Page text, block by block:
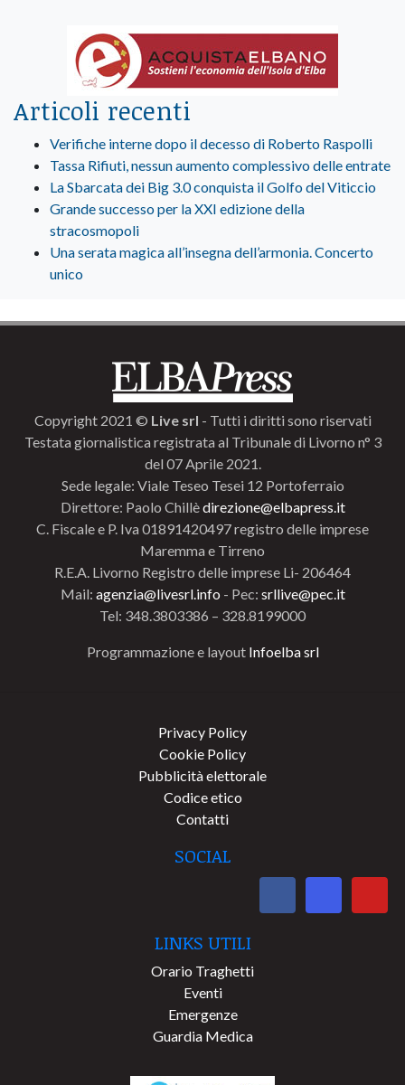
Articoli recenti
Verifiche interne dopo il decesso di Roberto Raspolli
Tassa Rifiuti, nessun aumento complessivo delle entrate
La Sbarcata dei Big 3.0 conquista il Golfo del Viticcio
Grande successo per la XXI edizione della
stracosmopoli
Una serata magica all’insegna dell’armonia. Concerto
unico
Copyright 2021 © Live srl - Tutti i diritti sono riservati
Testata giornalistica registrata al Tribunale di Livorno n° 3
del 07 Aprile 2021.
Sede legale: Viale Teseo Tesei 12 Portoferraio
Direttore: Paolo Chillèdirezione@elbapress.it
C. Fiscale e P. Iva 01891420497 registro delle imprese
Maremma e Tirreno
R.E.A. Livorno Registro delle imprese Li- 206464
Mail: agenzia@livesrl.info - Pec: srllive@pec.it
Tel: 348.3803386 – 328.8199000
Programmazione e layout Infoelba srl
Privacy Policy
Cookie Policy
Pubblicità elettorale
Codice etico
Contatti
SOCIAL
LINKS UTILI
Orario Traghetti
Eventi
Emergenze
Guardia Medica